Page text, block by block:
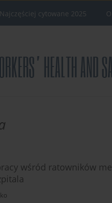
Najczęściej cytowane 2025
wśród ratowników